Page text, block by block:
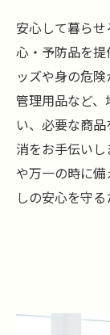
安心して暮ら
心・予防品を
ッズや身の危
管理用品など
い、必要な商
消をお手伝い
や万一の時に
しの安心を守る